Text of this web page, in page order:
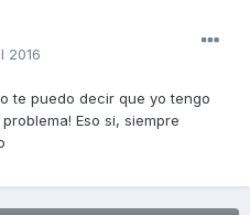
2016
te puedo decir que yo tengo
Eso si, siempre